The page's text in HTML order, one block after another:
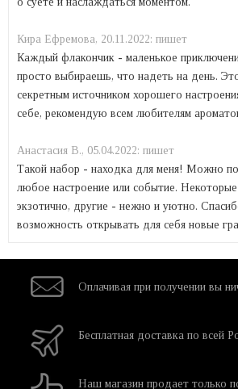
Кира Ефремова, 20.11.2022: пишет
Каждый флакончик - маленькое
просто выбираешь, что надеть на день.
секретным источником хорошего
себе, рекомендую всем любителям
Анастасия В., 05.04.2022: пишет
Такой набор - находка для меня! Можно
любое настроение или событие. Некоторые
экзотично, другие - нежно и уютно.
возможность открывать для себя новые
Оплачивая при получении вы
Бесплатная доставка по всей
Наш магазин продает только